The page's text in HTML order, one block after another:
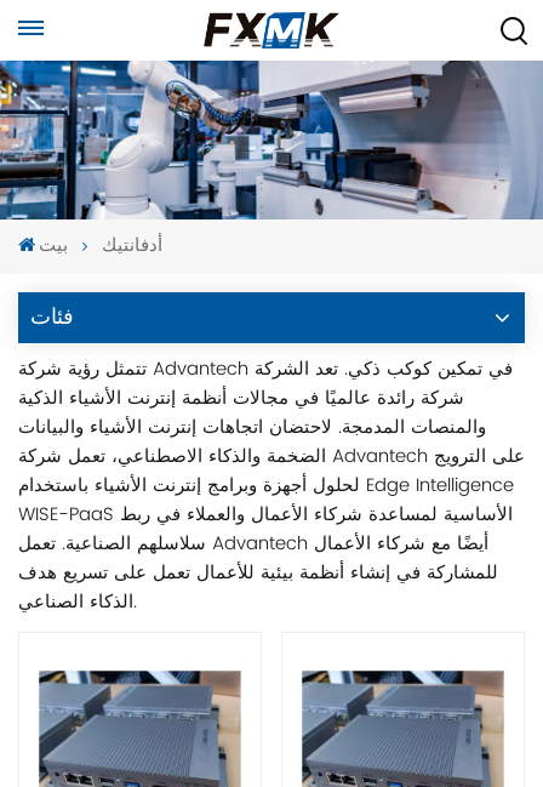
بيت أدفانتيك
فئات
تتمثل رؤية شركة Advantech في تمكين كوكب ذكي. تعد الشركة
شركة رائدة عالميًا في مجالات أنظمة إنترنت الأشياء الذكية
والمنصات المدمجة. لاحتضان اتجاهات إنترنت الأشياء والبيانات
الضخمة والذكاء الاصطناعي، تعمل شركة Advantech على الترويج
لحلول أجهزة وبرامج إنترنت الأشياء باستخدام Edge Intelligence
WISE-PaaS الأساسية لمساعدة شركاء الأعمال والعملاء في ربط
سلاسلهم الصناعية. تعمل Advantech أيضًا مع شركاء الأعمال
للمشاركة في إنشاء أنظمة بيئية للأعمال تعمل على تسريع هدف
الذكاء الصناعي.